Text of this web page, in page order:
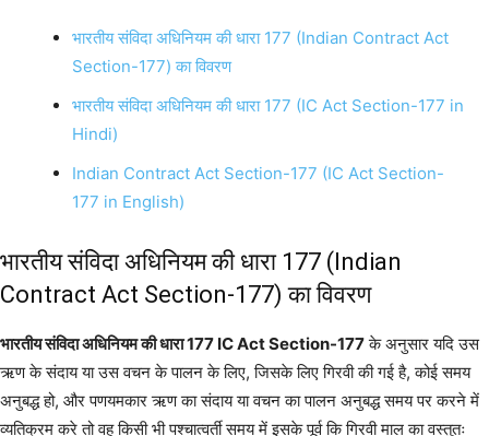
भारतीय संविदा अधिनियम की धारा 177 (Indian Contract Act
Section-177) का विवरण
भारतीय संविदा अधिनियम की धारा 177 (IC Act Section-177 in
Hindi)
Indian Contract Act Section-177 (IC Act Section-
177 in English)
भारतीय संविदा अधिनियम की धारा 177 (Indian
Contract Act Section-177) का विवरण
भारतीय संविदा अधिनियम की धारा 177 IC Act Section-177के अनुसार यदि उस
ऋण के संदाय या उस वचन के पालन के लिए, जिसके लिए गिरवी की गई है, कोई समय
अनुबद्ध हो, और पणयमकार ऋण का संदाय या वचन का पालन अनुबद्ध समय पर करने में
व्यतिक्रम करे तो वह किसी भी पश्चात्वर्ती समय में इसके पूर्व कि गिरवी माल का वस्तुतः